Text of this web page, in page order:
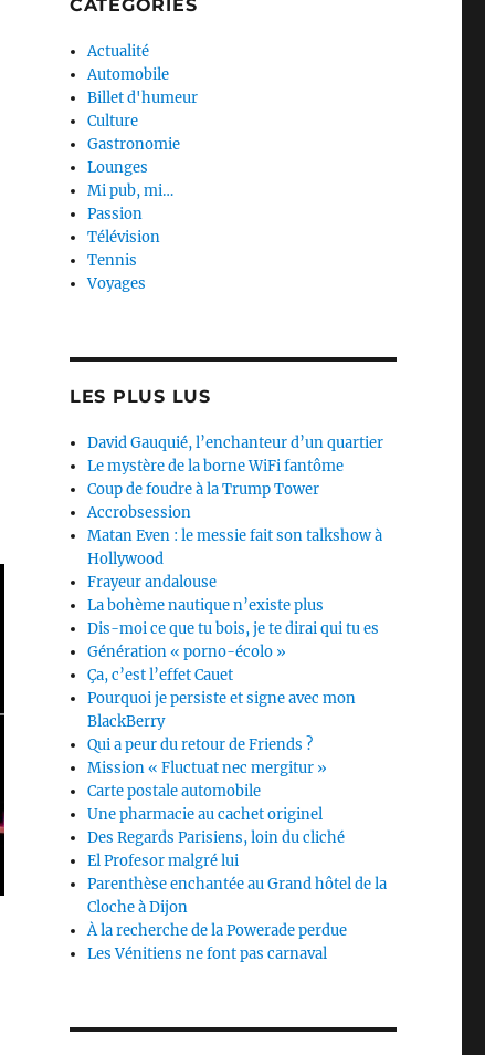
CATEGORIES
Actualité
Automobile
Billet d'humeur
Culture
Gastronomie
Lounges
Mi pub, mi…
Passion
Télévision
Tennis
Voyages
LES PLUS LUS
David Gauquié, l’enchanteur d’un quartier
Le mystère de la borne WiFi fantôme
Coup de foudre à la Trump Tower
Accrobsession
Matan Even : le messie fait son talkshow à
Hollywood
Frayeur andalouse
La bohème nautique n’existe plus
Dis-moi ce que tu bois, je te dirai qui tu es
Génération « porno-écolo »
Ça, c’est l’effet Cauet
Pourquoi je persiste et signe avec mon
BlackBerry
Qui a peur du retour de Friends ?
Mission « Fluctuat nec mergitur »
Carte postale automobile
Une pharmacie au cachet originel
Des Regards Parisiens, loin du cliché
El Profesor malgré lui
Parenthèse enchantée au Grand hôtel de la
Cloche à Dijon
À la recherche de la Powerade perdue
Les Vénitiens ne font pas carnaval